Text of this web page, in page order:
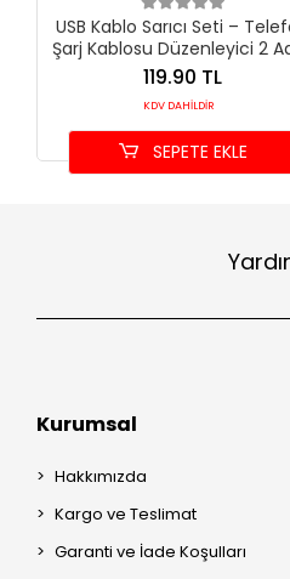
USB Kablo Sarıcı Seti –
Şarj Kablosu Düzenleyici 2
119.90 TL
KDV DAHİLDİR
SEPETE EKLE
Kurumsal
Hakkımızda
Kargo ve Teslimat
Garanti ve İade Koşulları